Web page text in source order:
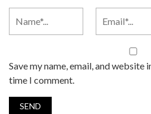
Save my name, email, and
time I comment.